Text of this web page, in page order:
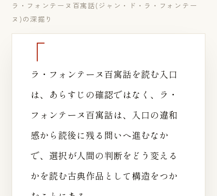
ラ・フォンテーヌ百寓話(ジャン・ド・ラ・フォンテー
ヌ)の深掘り
ラ・フォンテーヌ百寓話を読む入口
は、あらすじの確認ではなく、ラ・
フォンテーヌ百寓話は、入口の違和
感から読後に残る問いへ進むなか
で、選択が人間の判断をどう変える
かを読む古典作品として構造をつか